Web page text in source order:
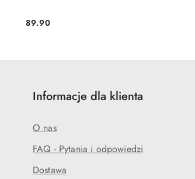
Cena:
89.90
Informacje dla klienta
O nas
FAQ - Pytania i odpowiedzi
Dostawa